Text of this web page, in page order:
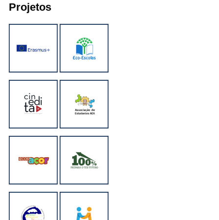
Projetos